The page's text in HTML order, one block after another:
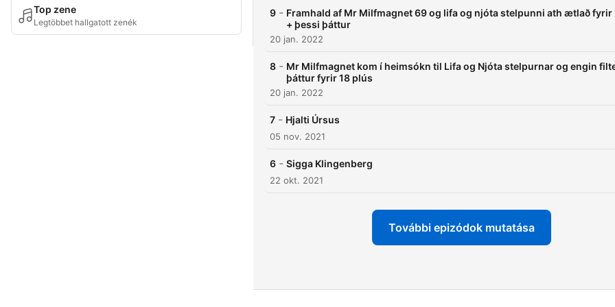
Top zene
Legtöbbet hallgatott zenék
9 - Framhald af Mr Milfmagnet 69 og lifa og njóta stelpunni ath ætlað fyrir
+ þessi þáttur
20 jan. 2022
8 - Mr Milfmagnet kom í heimsókn til Lifa og Njóta stelpurnar og engin
þáttur fyrir 18 plús
20 jan. 2022
7 - Hjalti Úrsus
05 nov. 2021
6 - Sigga Klingenberg
22 okt. 2021
További epizódok mutatása